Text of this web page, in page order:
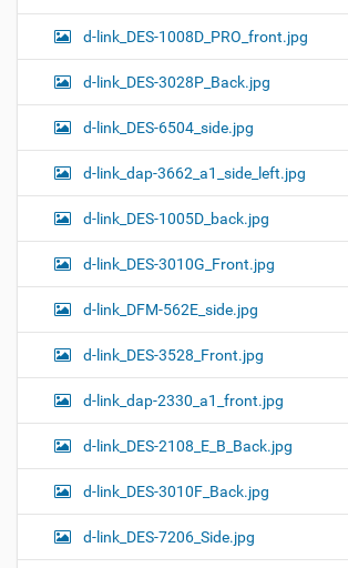
d-link_DES-1008D_PRO_front.jpg
d-link_DES-3028P_Back.jpg
d-link_DES-6504_side.jpg
d-link_dap-3662_a1_side_left.jpg
d-link_DES-1005D_back.jpg
d-link_DES-3010G_Front.jpg
d-link_DFM-562E_side.jpg
d-link_DES-3528_Front.jpg
d-link_dap-2330_a1_front.jpg
d-link_DES-2108_E_B_Back.jpg
d-link_DES-3010F_Back.jpg
d-link_DES-7206_Side.jpg